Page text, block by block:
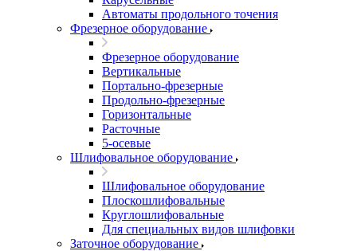
Автоматы продольного точения
Фрезерное оборудование
Фрезерное оборудование
Вертикальные
Портально-фрезерные
Продольно-фрезерные
Горизонтальные
Расточные
5-осевые
Шлифовальное оборудование
Шлифовальное оборудование
Плоскошлифовальные
Круглошлифовальные
Для специальных видов шлифовки
Заточное оборудование